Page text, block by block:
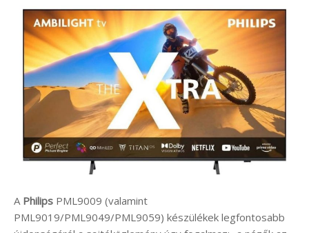
A Philips PML9009 (valamint
PML9019/PML9049/PML9059) készülékek legfontosabb